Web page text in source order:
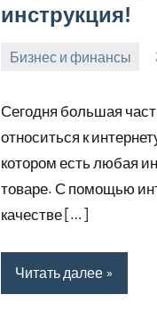
инструкция!
Бизнес и финансы
stroyotdelde
Сегодня большая
относиться к
котором есть любая
товаре. С помощью
качестве […]
Читать далее